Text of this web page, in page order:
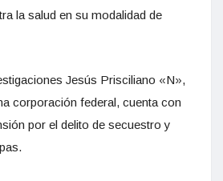
la salud en su modalidad de
Jesús Prisciliano «N»,
corporación federal, cuenta con
por el delito de secuestro y